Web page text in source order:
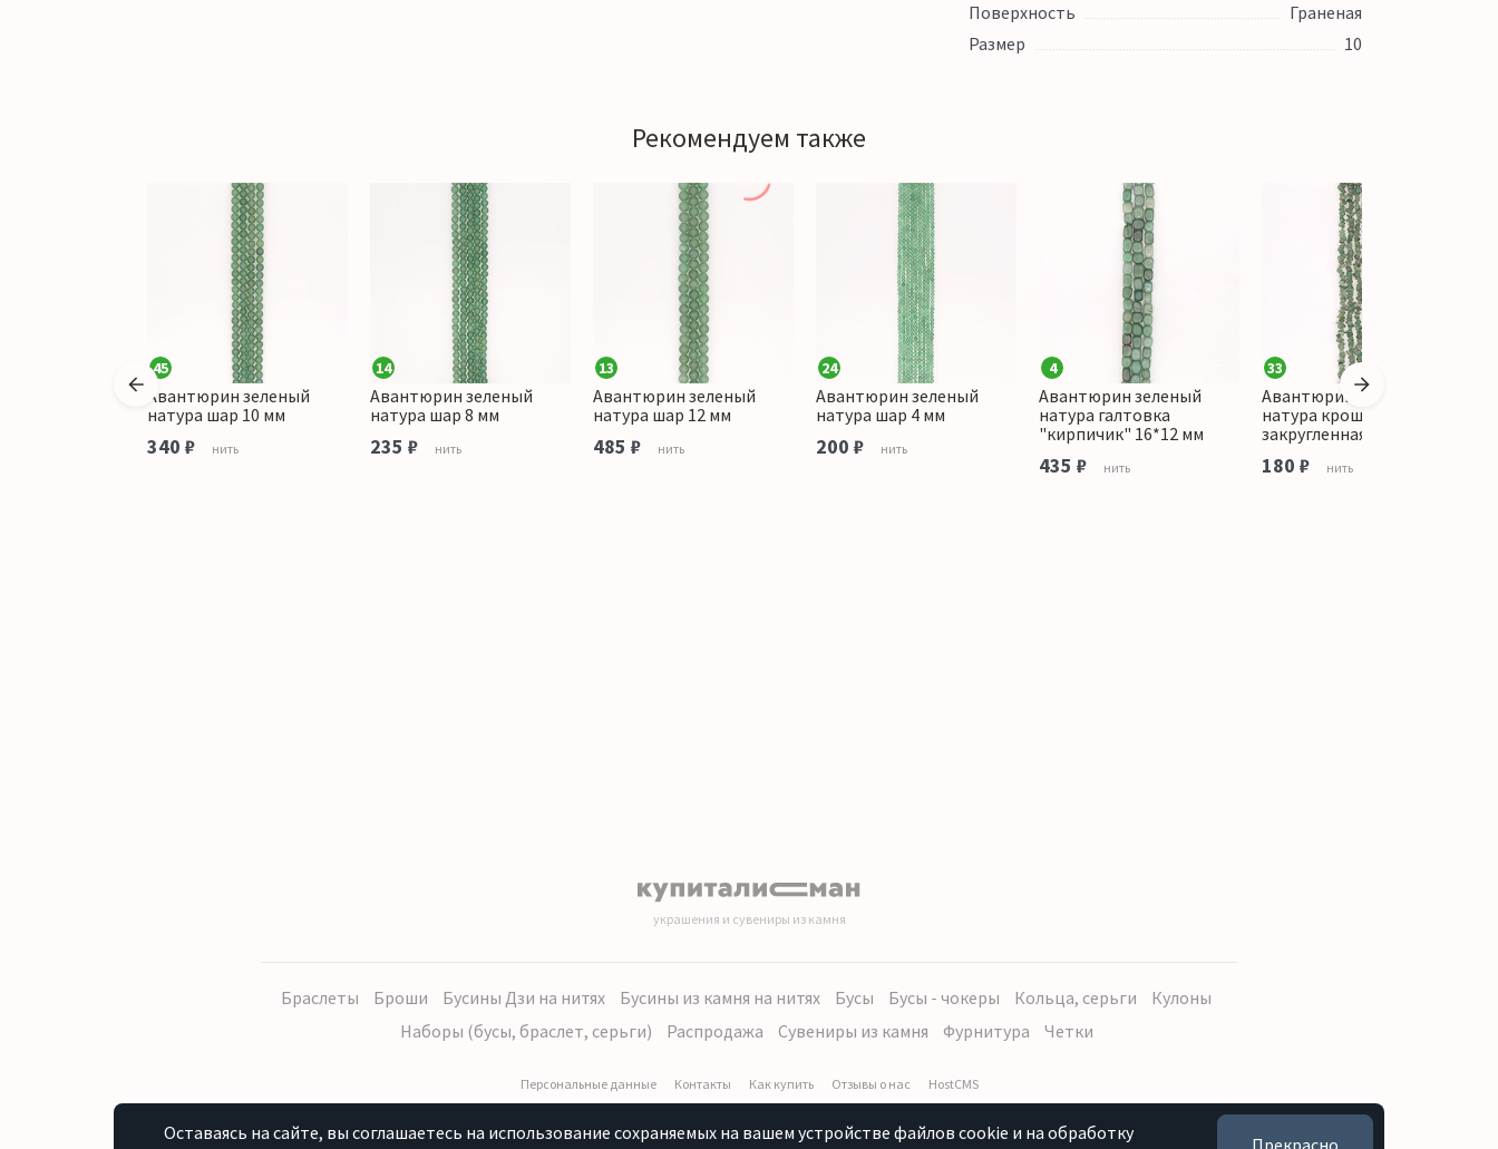
Поверхность
Граненая
Размер
10
Рекомендуем также
45
Авантюрин зеленый
натура шар 10 мм
340 ₽ нить
14
Авантюрин зеленый
натура шар 8 мм
235 ₽ нить
13
Авантюрин зеленый
натура шар 12 мм
485 ₽ нить
24
Авантюрин зеленый
натура шар 4 мм
200 ₽ нить
4
Авантюрин зеленый
натура галтовка
"кирпичик" 16*12 мм
435 ₽ нить
33
Авантюрин зеленый
натура крошка средняя
закругленная
180 ₽ нить
украшения и сувениры из камня
Браслеты Броши Бусины Дзи на нитях Бусины из камня на нитях Бусы Бусы - чокеры Кольца, серьги
Кулоны
Наборы (бусы, браслет, серьги)
Распродажа Сувениры из камня Фурнитура Четки
Персональные данные Контакты Как купить Отзывы о нас HostCMS
Оставаясь на сайте, вы соглашаетесь на использование сохраняемых на вашем устройстве файлов cookie и на обработку
Прекрасно